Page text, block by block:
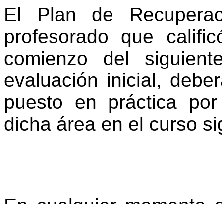
El Plan de
profesorado que
comienzo del
evaluación inicial,
puesto en práctica
dicha área en el curso